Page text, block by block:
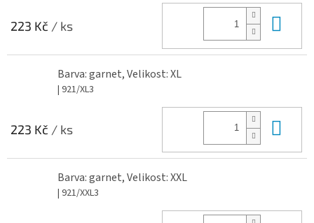
223 Kč / ks
Barva: garnet, Velikost: XL
| 921/XL3
223 Kč / ks
Barva: garnet, Velikost: XXL
| 921/XXL3